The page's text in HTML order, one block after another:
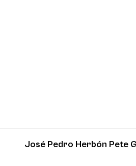
José Pedro Herbón Pete